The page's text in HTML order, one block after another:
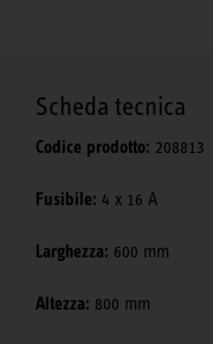
Scheda tecnica
Codice prodotto: 208813
Fusibile: 4 x 16 A
Larghezza: 600 mm
Altezza: 800 mm